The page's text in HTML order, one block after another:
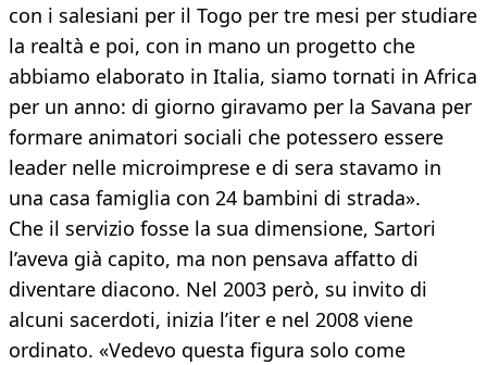
con i salesiani per il Togo per tre mesi per studiare
la realtà e poi, con in mano un progetto che
abbiamo elaborato in Italia, siamo tornati in Africa
per un anno: di giorno giravamo per la Savana per
formare animatori sociali che potessero essere
leader nelle microimprese e di sera stavamo in
una casa famiglia con 24 bambini di strada».
Che il servizio fosse la sua dimensione, Sartori
l’aveva già capito, ma non pensava affatto di
diventare diacono. Nel 2003 però, su invito di
alcuni sacerdoti, inizia l’iter e nel 2008 viene
ordinato. «Vedevo questa figura solo come